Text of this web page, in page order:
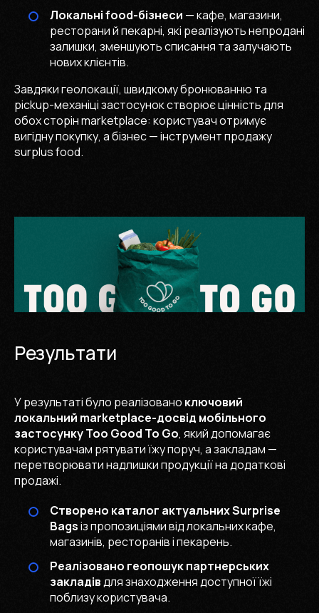
Локальні food-бізнеси — кафе, магазини,
ресторани й пекарні, які реалізують непродані
залишки, зменшують списання та залучають
нових клієнтів.
Завдяки геолокації, швидкому бронюванню та
pickup-механіці застосунок створює цінність для
обох сторін marketplace: користувач отримує
вигідну покупку, а бізнес — інструмент продажу
surplus food.
Результати
У результаті було реалізовано ключовий
локальний marketplace-досвід мобільного
застосунку Too Good To Go, який допомагає
користувачам рятувати їжу поруч, а закладам —
перетворювати надлишки продукції на додаткові
продажі.
Створено каталог актуальних Surprise
Bagsіз пропозиціями від локальних кафе,
магазинів, ресторанів і пекарень.
Реалізовано геопошук партнерських
закладівдля знаходження доступної їжі
поблизу користувача.